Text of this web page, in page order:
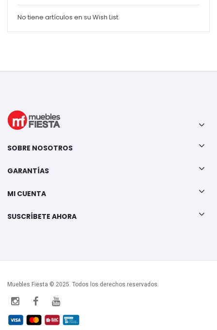
No tiene artículos en su Wish List.
SOBRE NOSOTROS
GARANTÍAS
MI CUENTA
SUSCRÍBETE AHORA
Muebles Fiesta © 2025. Todos los derechos reservados.